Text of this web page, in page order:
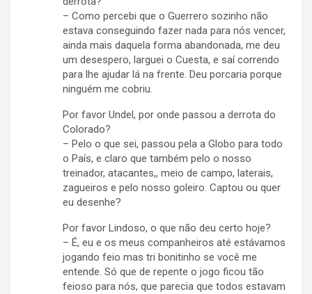
– Como percebi que o Guerrero sozinho não
estava conseguindo fazer nada para nós vencer,
ainda mais daquela forma abandonada, me deu
um desespero, larguei o Cuesta, e saí correndo
para lhe ajudar lá na frente. Deu porcaria porque
ninguém me cobriu.
Por favor Undel, por onde passou a derrota do
Colorado?
– Pelo o que sei, passou pela a Globo para todo
o País, e claro que também pelo o nosso
treinador, atacantes,, meio de campo, laterais,
zagueiros e pelo nosso goleiro. Captou ou quer
eu desenhe?
Por favor Lindoso, o que não deu certo hoje?
– É, eu e os meus companheiros até estávamos
jogando feio mas tri bonitinho se você me
entende. Só que de repente o jogo ficou tão
feioso para nós, que parecia que todos estavam